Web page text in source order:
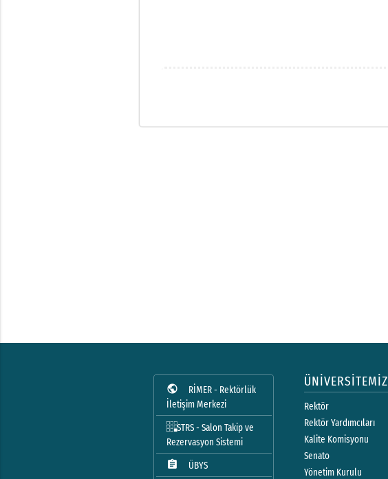
public
RİMER - Rektörlük
İletişim Merkezi
STRS - Salon Takip ve
Rezervasyon Sistemi
assignment
ÜBYS
ÜNİVERSİTEMİZ
Rektör
Rektör Yardımcıları
Kalite Komisyonu
Senato
Yönetim Kurulu